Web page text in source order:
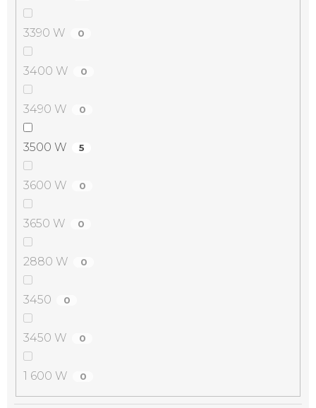
3390 W 0
3400 W 0
3490 W 0
3500 W 5
3600 W 0
3650 W 0
2880 W 0
3450 0
3450 W 0
1 600 W 0